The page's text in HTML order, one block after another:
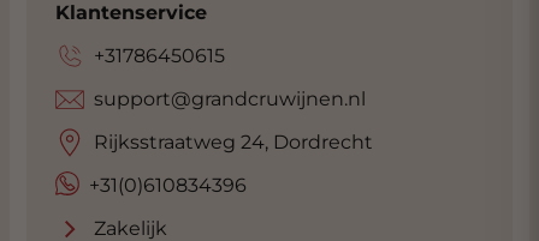
Klantenservice
+31786450615
+31(0)610834396
support@grandcruwijnen.nl
Rijksstraatweg 24, Dordrecht
Zakelijk